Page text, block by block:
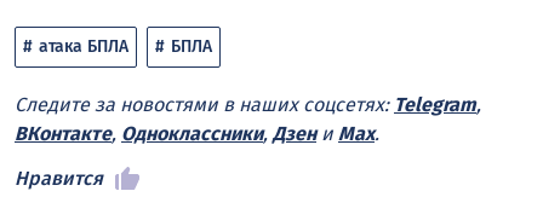
атака БПЛА БПЛА
Следите за новостями в наших соцсетях: Telegram,
ВКонтакте, Одноклассники, Дзени Max.
Нравится